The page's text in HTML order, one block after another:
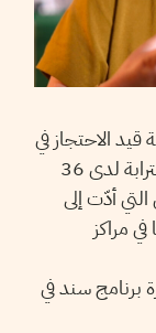
قيد الاحتجاز في
تونس”. تقرير اعتمد على رصد تأثير الوفاة المسترابة لدى 36
التي أدّت إلى
مراكز
برنامج سند في